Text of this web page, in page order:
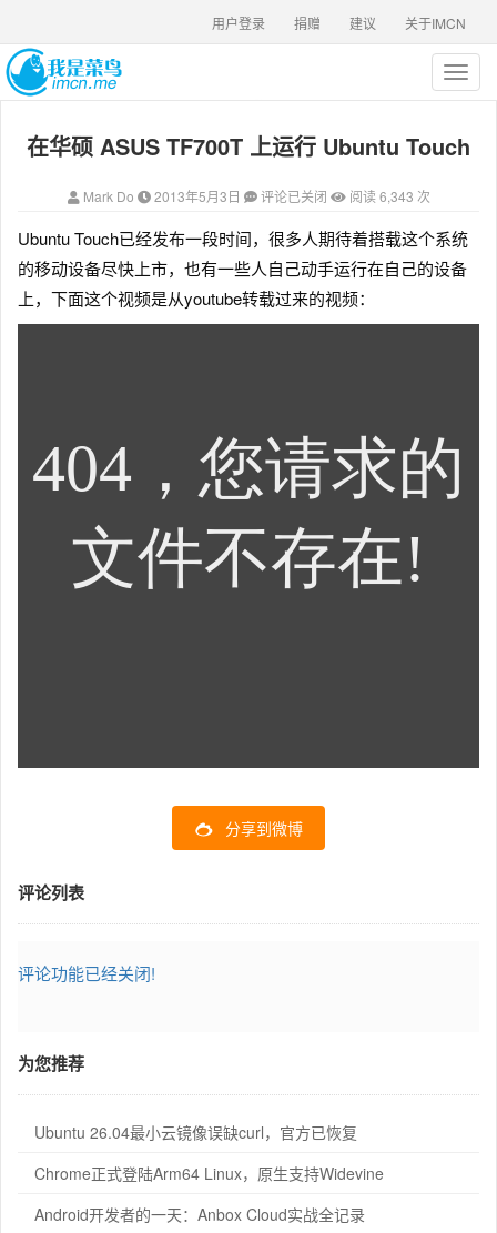
关于IMCN
建议
捐赠
用户登录
T
o
g
a
v
i
a
在华硕 ASUS TF700T 上运行 Ubuntu Touch
Mark Do 2013年5月3日 评论已关闭 阅读 6,343 次
Ubuntu Touch已经发布一段时间，很多人期待着搭载这个系统
的移动设备尽快上市，也有一些人自己动手运行在自己的设备
上，下面这个视频是从youtube转载过来的视频：
分享到微博
评论列表
评论功能已经关闭!
为您推荐
Ubuntu 26.04最小云镜像误缺curl，官方已恢复
Chrome正式登陆Arm64 Linux，原生支持Widevine
Android开发者的一天：Anbox Cloud实战全记录